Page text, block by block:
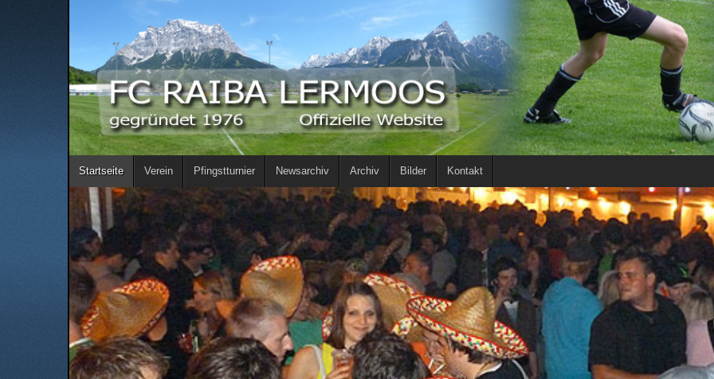
Startseite Verein Pfingstturnier Newsarchiv Archiv Bilder Kontakt